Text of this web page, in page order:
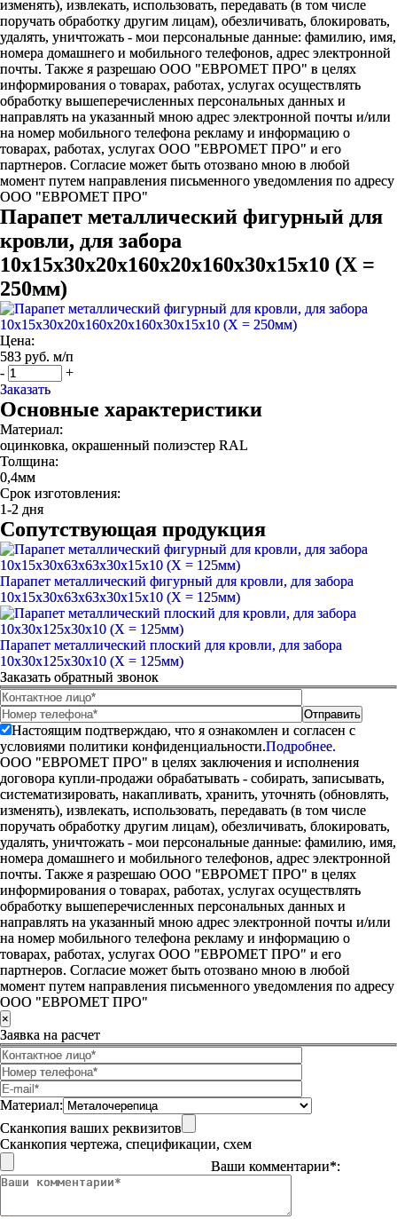
изменять), извлекать, использовать, передавать (в том числе
поручать обработку другим лицам), обезличивать, блокировать,
удалять, уничтожать - мои персональные данные: фамилию, имя,
номера домашнего и мобильного телефонов, адрес электронной
почты. Также я разрешаю ООО "ЕВРОМЕТ ПРО" в целях
информирования о товарах, работах, услугах осуществлять
обработку вышеперечисленных персональных данных и
направлять на указанный мною адрес электронной почты и/или
на номер мобильного телефона рекламу и информацию о
товарах, работах, услугах ООО "ЕВРОМЕТ ПРО" и его
партнеров. Согласие может быть отозвано мною в любой
момент путем направления письменного уведомления по адресу
ООО "ЕВРОМЕТ ПРО"
Парапет металлический фигурный для
кровли, для забора
10х15х30х20х160х20х160х30х15х10 (Х =
250мм)
Цена:
583 руб. м/п
-
+
Заказать
Основные характеристики
Материал:
оцинковка, окрашенный полиэстер RAL
Толщина:
0,4мм
Срок изготовления:
1-2 дня
Сопутствующая продукция
Парапет металлический фигурный для кровли, для забора
10х15х30х63х63х30х15х10 (Х = 125мм)
Парапет металлический плоский для кровли, для забора
10х30х125х30х10 (Х = 125мм)
Заказать обратный звонок
Настоящим подтверждаю, что я ознакомлен и согласен с
условиями политики конфиденциальности.Подробнее.
ООО "ЕВРОМЕТ ПРО" в целях заключения и исполнения
договора купли-продажи обрабатывать - собирать, записывать,
систематизировать, накапливать, хранить, уточнять (обновлять,
изменять), извлекать, использовать, передавать (в том числе
поручать обработку другим лицам), обезличивать, блокировать,
удалять, уничтожать - мои персональные данные: фамилию, имя,
номера домашнего и мобильного телефонов, адрес электронной
почты. Также я разрешаю ООО "ЕВРОМЕТ ПРО" в целях
информирования о товарах, работах, услугах осуществлять
обработку вышеперечисленных персональных данных и
направлять на указанный мною адрес электронной почты и/или
на номер мобильного телефона рекламу и информацию о
товарах, работах, услугах ООО "ЕВРОМЕТ ПРО" и его
партнеров. Согласие может быть отозвано мною в любой
момент путем направления письменного уведомления по адресу
ООО "ЕВРОМЕТ ПРО"
×
Заявка на расчет
Материал:
Сканкопия ваших реквизитов
Сканкопия чертежа, спецификации, схем
Ваши комментарии*: